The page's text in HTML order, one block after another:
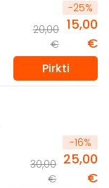
-25%
20,00
€
15,00
€
Pirkti
-16%
30,00
€
25,00
€